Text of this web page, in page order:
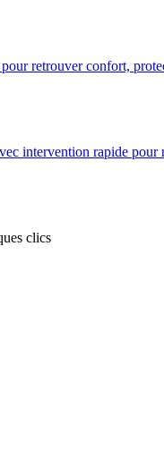
retrouver confort,
intervention rapide
clics